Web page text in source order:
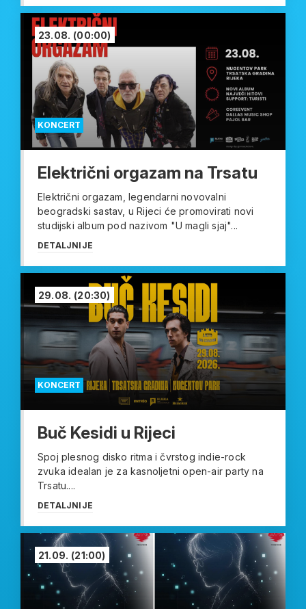
KONCERT
23.08. (00:00)
Električni orgazam na Trsatu
Električni orgazam, legendarni novovalni
beogradski sastav, u Rijeci će promovirati novi
studijski album pod nazivom "U magli sjaj"...
DETALJNIJE
KONCERT
29.08. (20:30)
Buč Kesidi u Rijeci
Spoj plesnog disko ritma i čvrstog indie-rock
zvuka idealan je za kasnoljetni open-air party na
Trsatu....
DETALJNIJE
21.09. (21:00)